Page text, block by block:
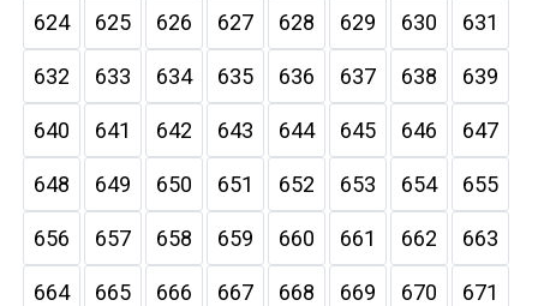
624 625 626 627 628 629 630 631
632 633 634 635 636 637 638 639
640 641 642 643 644 645 646 647
648 649 650 651 652 653 654 655
656 657 658 659 660 661 662 663
664 665 666 667 668 669 670 671